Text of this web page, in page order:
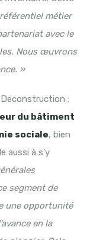
métier
avec le
Nous œuvrons
»
:
du bâtiment
sociale, bien
aussi à s’y
segment de
une opportunité
en la